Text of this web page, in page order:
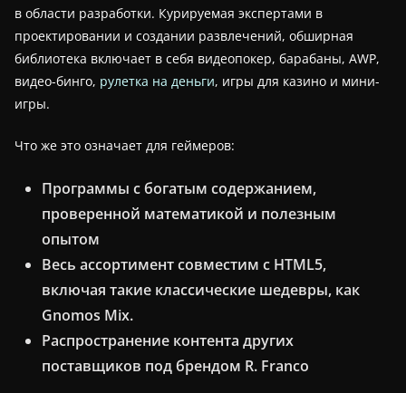
в области разработки. Курируемая экспертами в
проектировании и создании развлечений, обширная
библиотека включает в себя видеопокер, барабаны, AWP,
видео-бинго, рулетка на деньги, игры для казино и мини-
игры.
Что же это означает для геймеров:
Программы с богатым содержанием,
проверенной математикой и полезным
опытом
Весь ассортимент совместим с HTML5,
включая такие классические шедевры, как
Gnomos Mix.
Распространение контента других
поставщиков под брендом R. Franco